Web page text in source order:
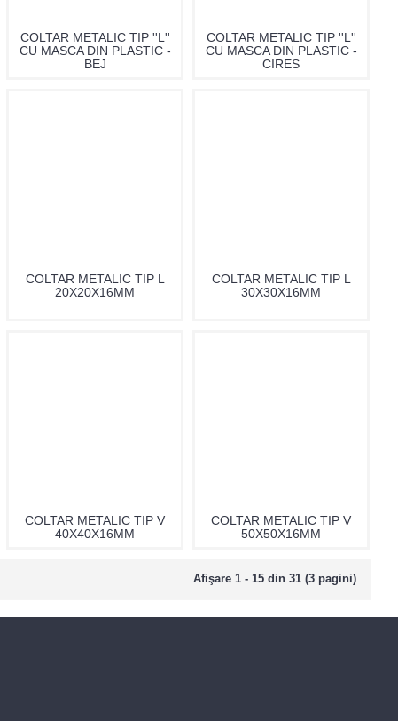
COLTAR METALIC TIP ''L''
CU MASCA DIN PLASTIC -
BEJ
COLTAR METALIC TIP ''L''
CU MASCA DIN PLASTIC -
CIRES
COLTAR METALIC TIP L
20X20X16MM
COLTAR METALIC TIP L
30X30X16MM
COLTAR METALIC TIP V
40X40X16MM
COLTAR METALIC TIP V
50X50X16MM
Afişare 1 - 15 din 31 (3 pagini)